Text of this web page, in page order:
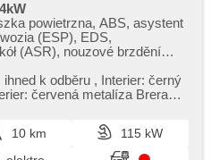
powietrzna, ABS, asystent
(ESP), EDS,
(ASR), nouzové brzdění
řidiče, automatyczny
kierowniczego, klimatronic,
dotykové ovládání
štít, volba jízdního
nawigacja satelitarna,
k odběru ,​ Interier: černý
červená metalíza Brera
10 km
115 kW